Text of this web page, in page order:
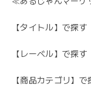
【タイトル】で探す
【レーベル】で探す
【商品カテゴリ】で